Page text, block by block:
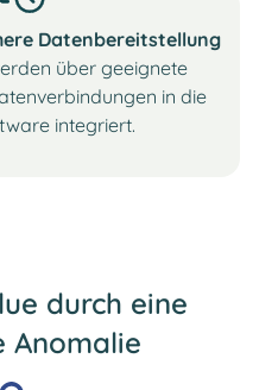
Datenbereitstellung
über geeignete
in die
integriert.
durch eine
Anomalie